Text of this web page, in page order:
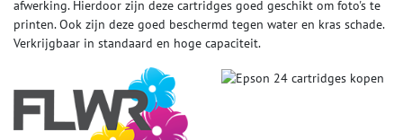
afwerking. Hierdoor zijn deze cartridges goed geschikt om foto's te
printen. Ook zijn deze goed beschermd tegen water en kras schade.
Verkrijgbaar in standaard en hoge capaciteit.